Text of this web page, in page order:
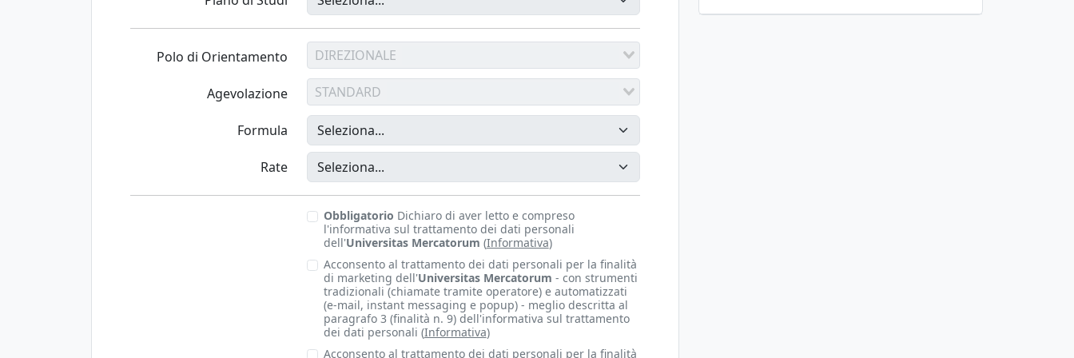
Polo di Orientamento DIREZIONALE
Agevolazione STANDARD
Formula
Rate
Obbligatorio Dichiaro di aver letto e compreso
l'informativa sul trattamento dei dati personali
dell'Universitas Mercatorum (Informativa)
Acconsento al trattamento dei dati personali per la finalità
di marketing dell'Universitas Mercatorum - con strumenti
tradizionali (chiamate tramite operatore) e automatizzati
(e-mail, instant messaging e popup) - meglio descritta al
paragrafo 3 (finalità n. 9) dell'informativa sul trattamento
dei dati personali (Informativa)
Acconsento al trattamento dei dati personali per la finalità